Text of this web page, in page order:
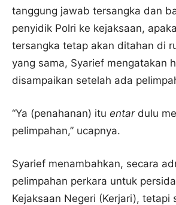
tanggung jawab tersangka dan
penyidik Polri ke kejaksaan,
tersangka tetap akan ditahan di
yang sama, Syarief mengatakan
disampaikan setelah ada
“Ya (penahanan) itu entardulu
pelimpahan,” ucapnya.
Syarief menambahkan, secara
pelimpahan perkara untuk
Kejaksaan Negeri (Kerjari), tetapi